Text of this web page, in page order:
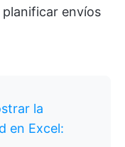
envíos
la
en Excel: